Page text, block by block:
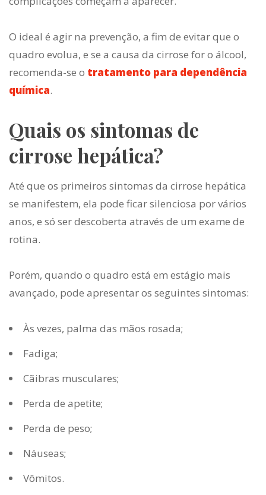
O ideal é agir na prevenção, a fim de evitar que o
quadro evolua, e se a causa da cirrose for o álcool,
recomenda-se o tratamento para dependência
química.
Quais os sintomas de
cirrose hepática?
Até que os primeiros sintomas da cirrose hepática
se manifestem, ela pode ficar silenciosa por vários
anos, e só ser descoberta através de um exame de
rotina.
Porém, quando o quadro está em estágio mais
avançado, pode apresentar os seguintes sintomas:
Às vezes, palma das mãos rosada;
Fadiga;
Cãibras musculares;
Perda de apetite;
Perda de peso;
Náuseas;
Vômitos.